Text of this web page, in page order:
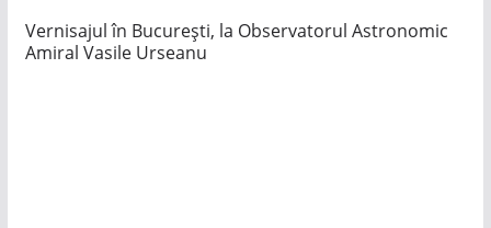
Vernisajul în București, la Observatorul Astronomic
Amiral Vasile Urseanu